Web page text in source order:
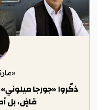
ذكّروا «جورجا
قاضٍ، بل